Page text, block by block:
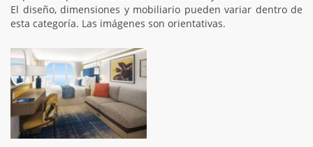
El diseño, dimensiones y mobiliario pueden variar dentro de
esta categoría. Las imágenes son orientativas.